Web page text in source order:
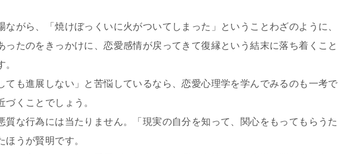
ながら、「焼けぼっくいに火がついてしまった」ということわざのように、
ったのをきっかけに、恋愛感情が戻ってきて復縁という結末に落ち着くこと
ても進展しない」と苦悩しているなら、恋愛心理学を学んでみるのも一考で
くことでしょう。
質な行為には当たりません。「現実の自分を知って、関心をもってもらうた
うが賢明です。